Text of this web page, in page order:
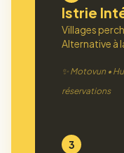
Istrie
Villages
Alternative à
✨ Motovun •
réservations
3